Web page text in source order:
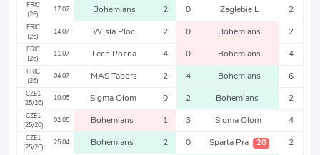
FRIC
(26)
17.07 Bohemians 2 0 Zaglebie L 2
FRIC
(26)
14.07 Wisla Ploc 2 0 Bohemians 2
FRIC
(26)
11.07 Lech Pozna 4 0 Bohemians 4
FRIC
(26)
04.07 MAS Tabors 2 4 Bohemians 6
CZE1
(25/26)
10.05 Sigma Olom 0 2 Bohemians 2
CZE1
(25/26)
02.05 Bohemians 1 3 Sigma Olom 4
CZE1
(25/26)
25.04 Bohemians 2 0 Sparta Pra 20 2